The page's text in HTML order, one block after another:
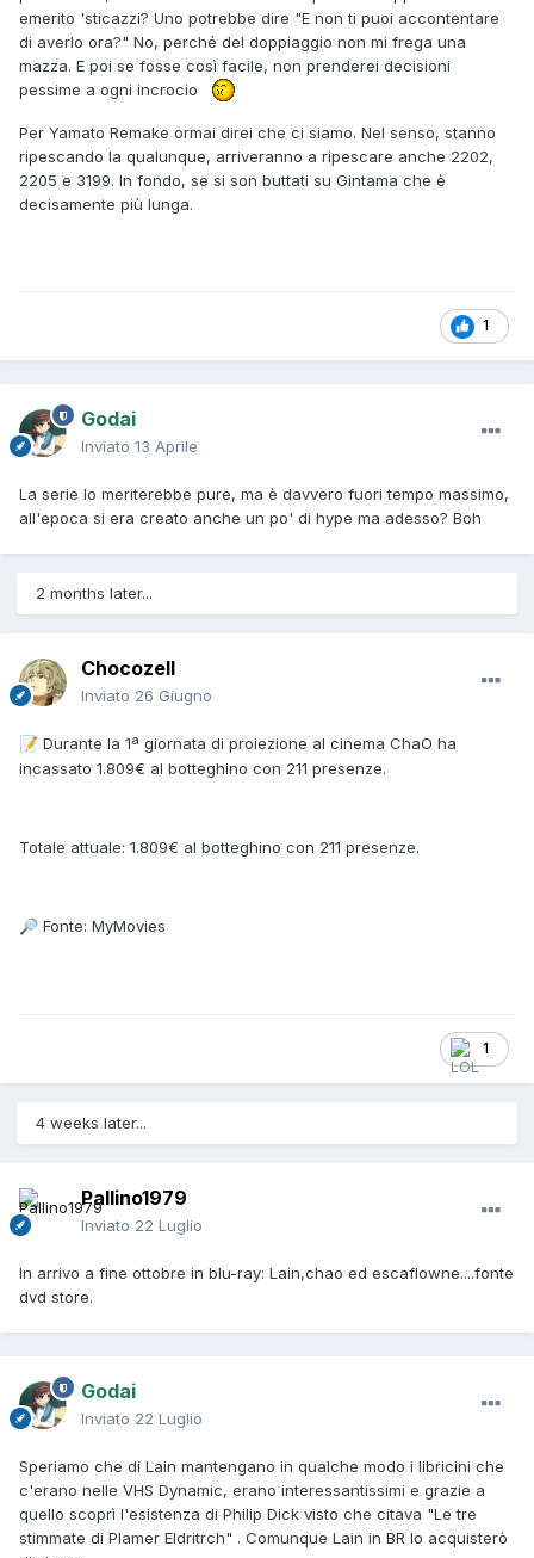
emerito 'sticazzi? Uno potrebbe dire "E non ti puoi accontentare
di averlo ora?" No, perché del doppiaggio non mi frega una
mazza. E poi se fosse così facile, non prenderei decisioni
pessime a ogni incrocio
Per Yamato Remake ormai direi che ci siamo. Nel senso, stanno
ripescando la qualunque, arriveranno a ripescare anche 2202,
2205 e 3199. In fondo, se si son buttati su Gintama che è
decisamente più lunga.
1
Godai
Inviato 13 Aprile
La serie lo meriterebbe pure, ma è davvero fuori tempo massimo,
all'epoca si era creato anche un po' di hype ma adesso? Boh
2 months later...
Chocozell
Inviato 26 Giugno
📝 Durante la 1ª giornata di proiezione al cinema ChaO ha
incassato 1.809€ al botteghino con 211 presenze.
Totale attuale: 1.809€ al botteghino con 211 presenze.
🔎 Fonte: MyMovies
1
4 weeks later...
Pallino1979
Inviato 22 Luglio
In arrivo a fine ottobre in blu-ray: Lain,chao ed escaflowne....fonte
dvd store.
Godai
Inviato 22 Luglio
Speriamo che di Lain mantengano in qualche modo i libricini che
c'erano nelle VHS Dynamic, erano interessantissimi e grazie a
quello scoprì l'esistenza di Philip Dick visto che citava "Le tre
stimmate di Plamer Eldritrch" . Comunque Lain in BR lo acquisterò